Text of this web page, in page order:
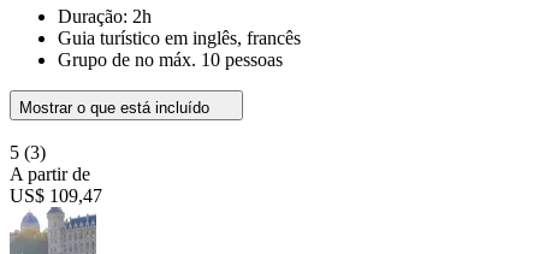
Duração: 2h
Guia turístico em inglês, francês
Grupo de no máx. 10 pessoas
Mostrar o que está incluído
5 (3)
A partir de
US$ 109,47